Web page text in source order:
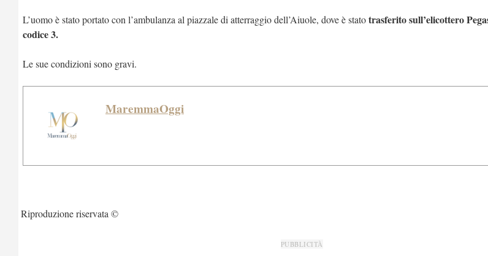
L’uomo è stato portato con l’ambulanza al piazzale di atterraggio dell’Aiuole, dove è statotrasferito sull’elicottero
codice 3.
Le sue condizioni sono gravi.
MaremmaOggi
Riproduzione riservata ©
PUBBLICITÀ